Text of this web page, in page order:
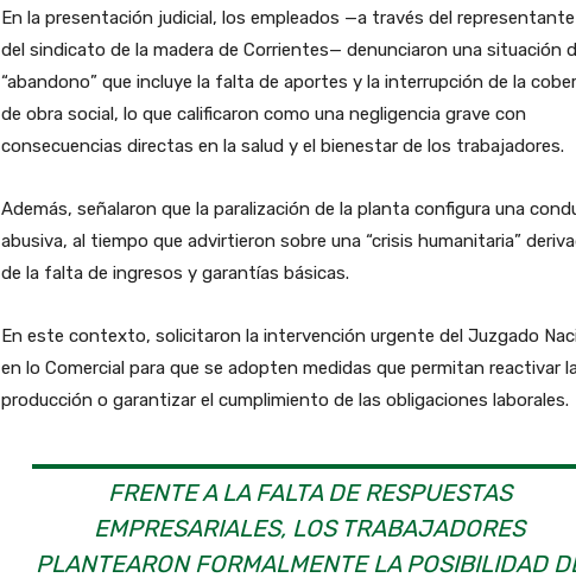
En la presentación judicial, los empleados —a través del
del sindicato de la madera de Corrientes— denunciaron una situación
“abandono” que incluye la falta de aportes y la interrupción de la
de obra social, lo que calificaron como una negligencia grave con
consecuencias directas en la salud y el bienestar de los trabajadores.
Además, señalaron que la paralización de la planta configura una
abusiva, al tiempo que advirtieron sobre una “crisis humanitaria”
de la falta de ingresos y garantías básicas.
En este contexto, solicitaron la intervención urgente del Juzgado
en lo Comercial para que se adopten medidas que permitan reactivar
producción o garantizar el cumplimiento de las obligaciones laborales.
FRENTE A LA FALTA DE RESPUESTAS
EMPRESARIALES, LOS TRABAJADORES
PLANTEARON FORMALMENTE LA POSIBILIDAD